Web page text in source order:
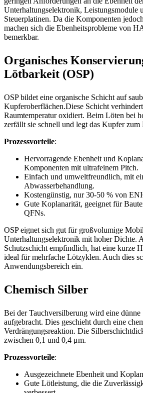
Unterhaltungselektronik, Leistungsmodule
Steuerplatinen. Da die Komponenten
machen sich die Ebenheitsprobleme von
bemerkbar.
Organisches
Lötbarkeit (OSP)
OSP bildet eine organische Schicht auf
Kupferoberflächen.Diese Schicht
Raumtemperatur oxidiert. Beim Löten bei
zerfällt sie schnell und legt das Kupfer zum
Prozessvorteile:
Hervorragende Ebenheit und
Komponenten mit ultrafeinem Pitch.
Einfach und umweltfreundlich, mit
Abwasserbehandlung.
Kostengünstig, nur 30-50 % von
Gute Koplanarität, geeignet für
QFNs.
OSP eignet sich gut für großvolumige
Unterhaltungselektronik mit hoher Dichte.
Schutzschicht empfindlich, hat eine kurze
ideal für mehrfache Lötzyklen. Auch dies
Anwendungsbereich ein.
Chemisch Silber
Bei der Tauchversilberung wird eine
aufgebracht. Dies geschieht durch eine
Verdrängungsreaktion. Die
zwischen 0,1 und 0,4 μm.
Prozessvorteile:
Ausgezeichnete Ebenheit und
Gute Lötleistung, die die